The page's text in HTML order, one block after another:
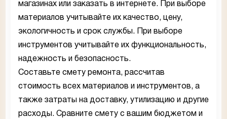
магазинах или заказать в интернете. При выборе
материалов учитывайте их качество, цену,
экологичность и срок службы. При выборе
инструментов учитывайте их функциональность,
надежность и безопасность.
Составьте смету ремонта, рассчитав
стоимость всех материалов и инструментов, а
также затраты на доставку, утилизацию и другие
расходы. Сравните смету с вашим бюджетом и